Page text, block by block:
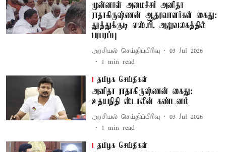
முன்னாள் அமைச்சர் அனிதா
ராதாகிருஷ்ணன் ஆதரவாளர்கள் கைது:
தூத்துக்குடி எஸ்.பி. அலுவலகத்தில்
பரபரப்பு
அரசியல் செய்திப்பிரிவு
03 Jul 2026
1 min read
தமிழக செய்திகள்
அனிதா ராதாகிருஷ்ணன் கைது:
உதயநிதி ஸ்டாலின் கண்டனம்
அரசியல் செய்திப்பிரிவு
03 Jul 2026
1 min read
தமிழக செய்திகள்